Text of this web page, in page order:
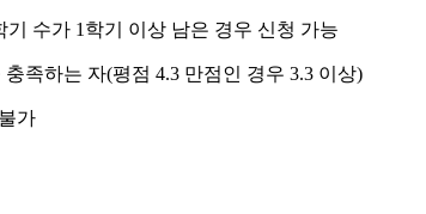
기 수가 1 학기 이상 남은 경우 신청 가능
충족하는 자(평점 4.3 만점인 경우 3.3 이상)
가